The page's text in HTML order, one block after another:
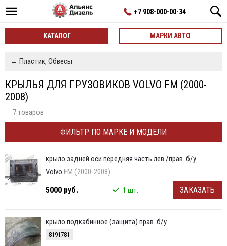
+7 908-000-00-34
КАТАЛОГ МАРКИ АВТО
← Пластик, Обвесы
КРЫЛЬЯ ДЛЯ ГРУЗОВИКОВ VOLVO FM (2000-
2008)
7 товаров
ФИЛЬТР ПО МАРКЕ И МОДЕЛИ
крыло задней оси передняя часть лев./прав. б/у
Volvo FM (2000-2008)
5000 руб. 1 шт. ЗАКАЗАТЬ
крыло подкабинное (защита) прав. б/у
8191781